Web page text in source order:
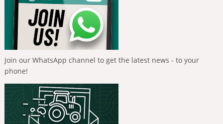
Join our WhatsApp channel to get the latest news - to your
phone!